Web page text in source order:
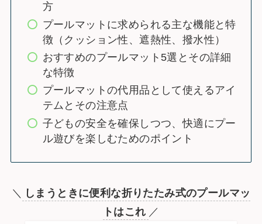
方
プールマットに求められる主な機能と特
徴（クッション性、遮熱性、撥水性）
おすすめのプールマット5選とその詳細
な特徴
プールマットの代用品として使えるアイ
テムとその注意点
子どもの安全を確保しつつ、快適にプー
ル遊びを楽しむためのポイント
＼
しまうときに便利な折りたたみ式のプールマッ
トはこれ ／